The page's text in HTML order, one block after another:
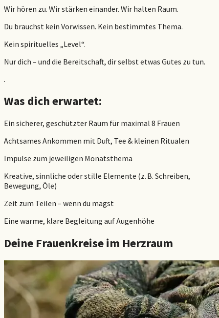
Wir hören zu. Wir stärken einander. Wir halten Raum.
Du brauchst kein Vorwissen. Kein bestimmtes Thema.
Kein spirituelles „Level“.
Nur dich – und die Bereitschaft, dir selbst etwas Gutes zu tun.
.
Was dich erwartet:
Ein sicherer, geschützter Raum für maximal 8 Frauen
Achtsames Ankommen mit Duft, Tee & kleinen Ritualen
Impulse zum jeweiligen Monatsthema
Kreative, sinnliche oder stille Elemente (z. B. Schreiben,
Bewegung, Öle)
Zeit zum Teilen – wenn du magst
Eine warme, klare Begleitung auf Augenhöhe
Deine Frauenkreise im Herzraum